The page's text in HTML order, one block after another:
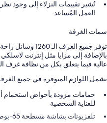
تُشير تقييمات النزلاء إلى وجود
العمل المُساعد
سمات الغرفة
توفر جميع الغرف
بالإضافة إلى مزايا مثل إنترنت
عالية فيما يتعلق بكل من نظافة غرف
تشمل اللوازم المتوفرة في جميع
حمامات مزودة بأحواض استحمام
للعناية الشخصية
تلفزيونات بشاشة مسطحة 65-بوصة مزودة ببرامج وأفلام نتفليكس